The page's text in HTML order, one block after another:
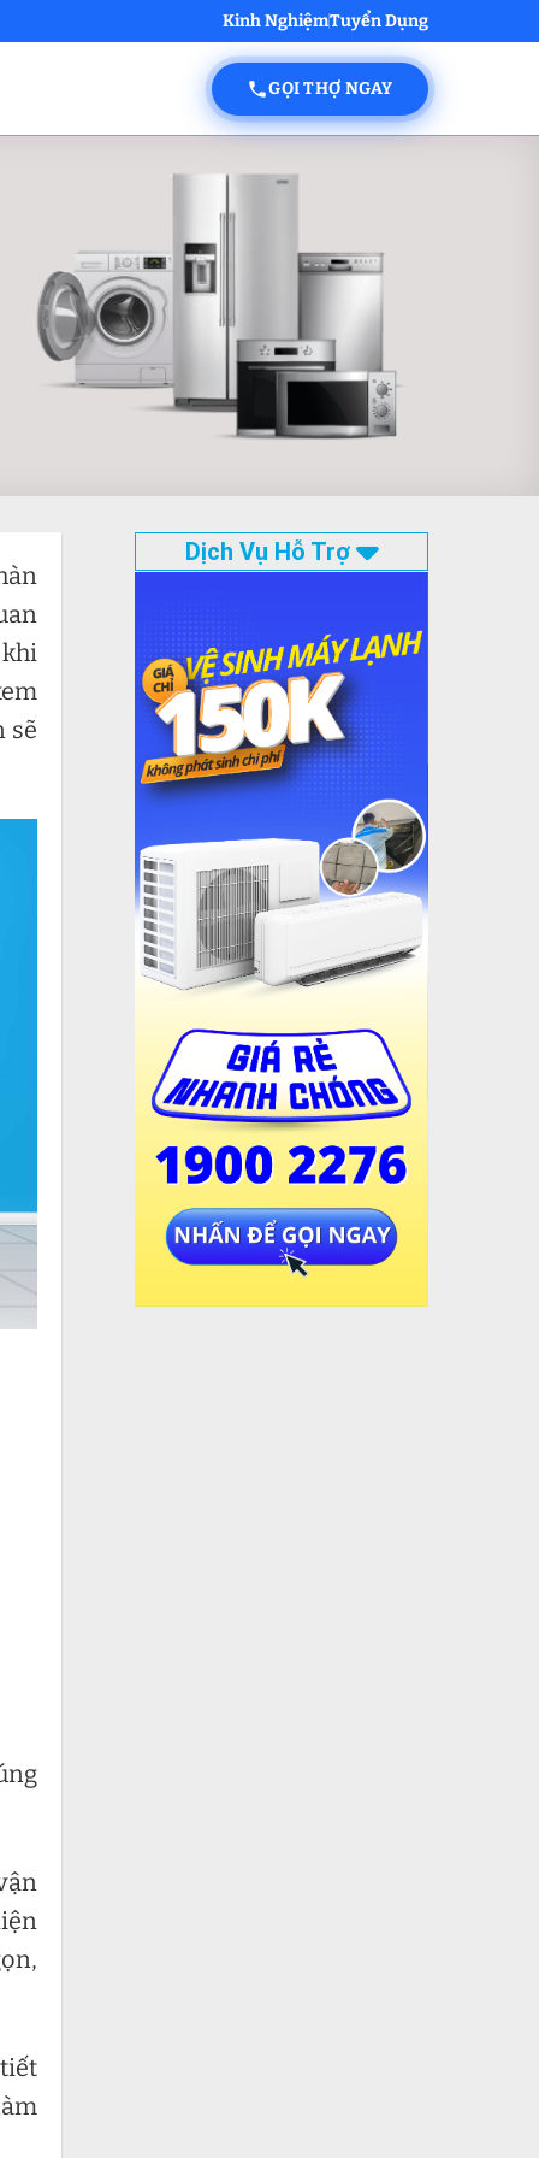
Kinh NghiệmTuyển Dụng
GỌI THỢ NGAY
sẽ
Dịch Vụ Hỗ Trợ